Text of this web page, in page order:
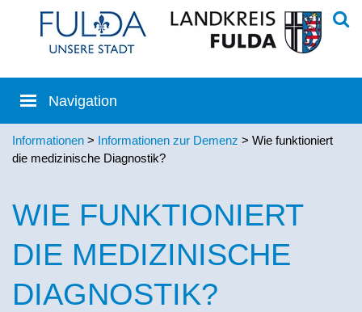
Informationen > Informationen zur Demenz > Wie funktioniert
die medizinische Diagnostik?
WIE FUNKTIONIERT
DIE MEDIZINISCHE
DIAGNOSTIK?